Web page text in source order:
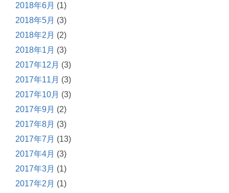
2018年6月 (1)
2018年5月 (3)
2018年2月 (2)
2018年1月 (3)
2017年12月 (3)
2017年11月 (3)
2017年10月 (3)
2017年9月 (2)
2017年8月 (3)
2017年7月 (13)
2017年4月 (3)
2017年3月 (1)
2017年2月 (1)